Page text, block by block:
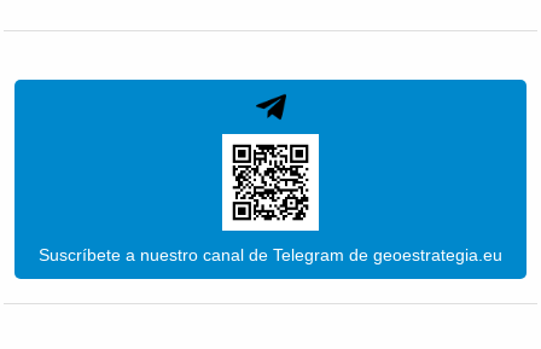
Suscríbete a nuestro canal de Telegram de geoestrategia.eu